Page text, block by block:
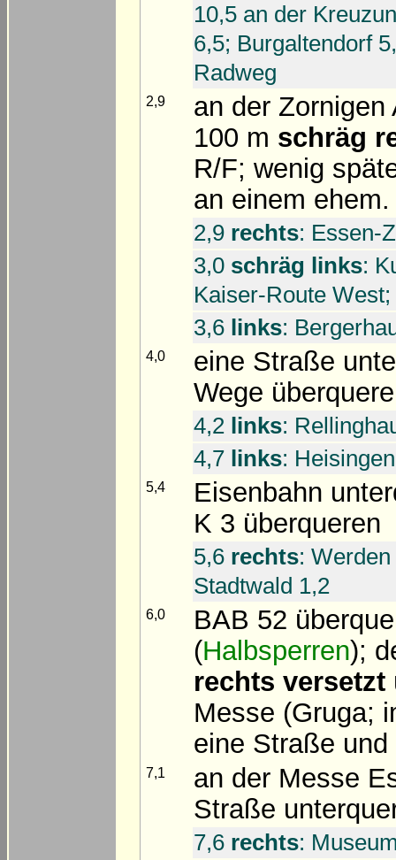
10,5 an der
6,5; Burgaltendorf
Radweg
2,9
an der
100 m schräg
R/F; wenig
an einem
2,9 rechts: Essen-
3,0 schräg links:
Kaiser-Route
3,6 links:
4,0
eine Straße
Wege
4,2 links:
4,7 links:
5,4
Eisenbahn
K 3 überqueren
5,6 rechts:
Stadtwald 1,2
6,0
BAB 52
(Halbsperren);
rechts versetzt
Messe (Gruga;
eine Straße
7,1
an der Messe
Straße
7,6 rechts: